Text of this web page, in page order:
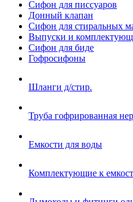
Сифон для писсуаров
Донный клапан
Сифон для стиральных
Выпуски и
Сифон для биде
Гофросифоны
Шланги д/стир.
Труба гофрированная
Емкости для воды
Комплектующие к